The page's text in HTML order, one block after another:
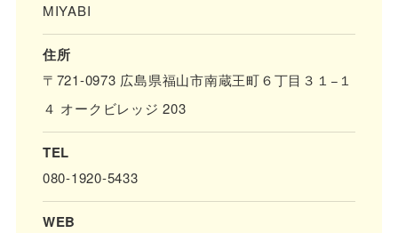
MIYABI
住所
〒721-0973 広島県福山市南蔵王町６丁目３１−１
４ オークビレッジ 203
TEL
080-1920-5433
WEB